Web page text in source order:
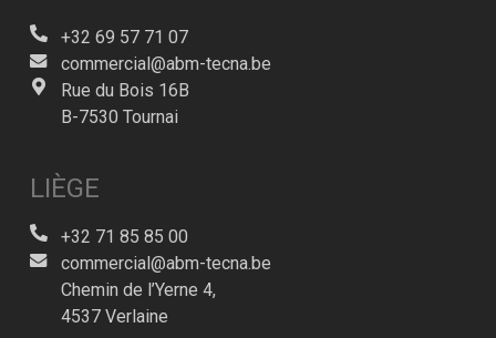
+32 69 57 71 07
commercial@abm-tecna.be
Rue du Bois 16B
B-7530 Tournai
LIÈGE
+32 71 85 85 00
commercial@abm-tecna.be
Chemin de l’Yerne 4,
4537 Verlaine